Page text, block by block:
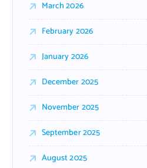
March 2026
February 2026
January 2026
December 2025
November 2025
September 2025
August 2025